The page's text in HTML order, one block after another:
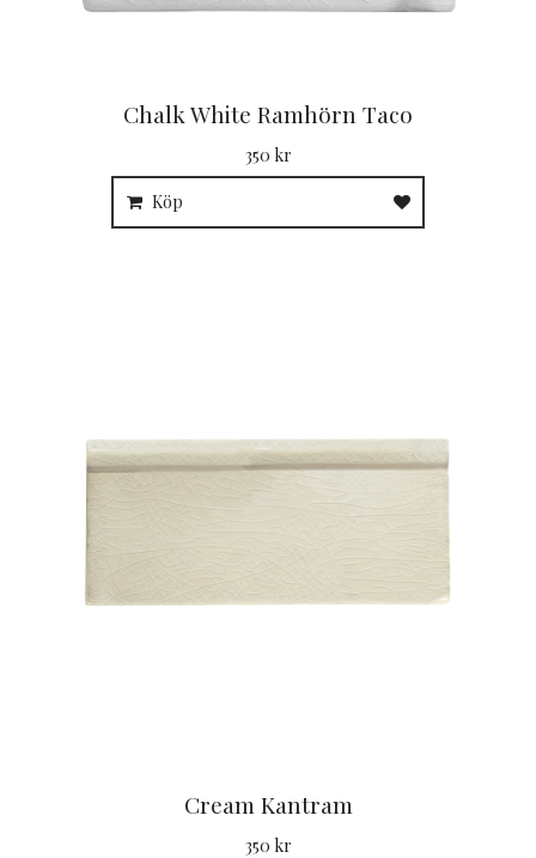
Chalk White Ramhörn Taco
350 kr
Köp
Cream Kantram
350 kr